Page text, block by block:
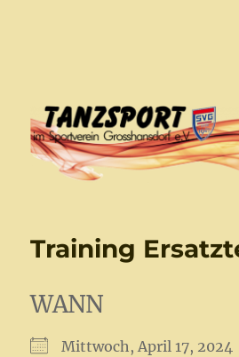
Training
WANN
Mittwoch, April 17, 2024